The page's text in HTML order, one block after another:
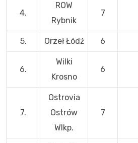
4.
ROW
Rybnik
7
5. Orzeł Łódź 6
6.
Wilki
Krosno
6
7.
Ostrovia
Ostrów
Wlkp.
7